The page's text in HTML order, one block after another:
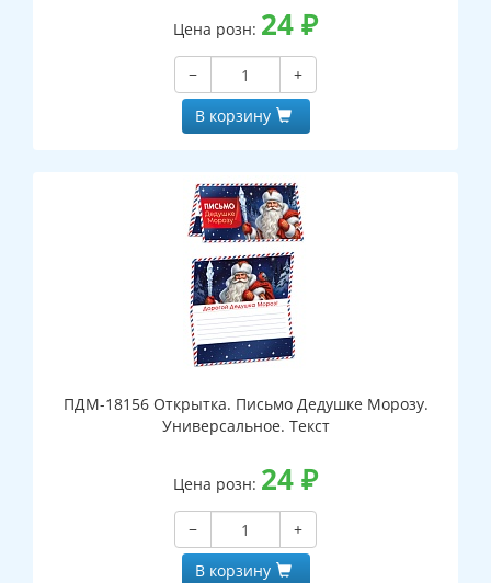
Цена розн: 24₽
−
+
В корзину
ПДМ-18156 Открытка. Письмо Дедушке Морозу.
Универсальное. Текст
Цена розн: 24₽
−
+
В корзину